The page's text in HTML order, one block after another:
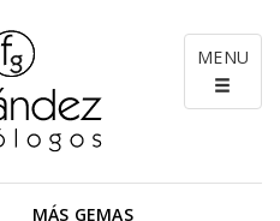
MENU
MÁS GEMAS